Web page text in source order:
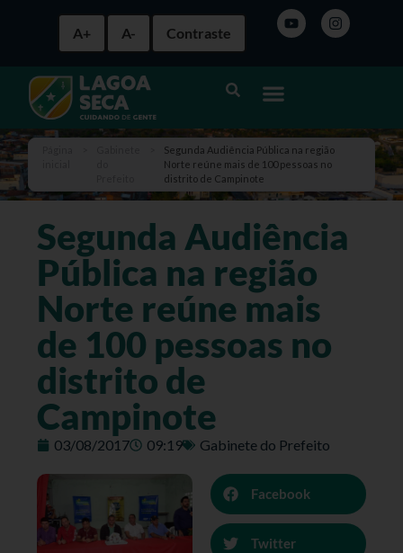
A+ A- Contraste
Segunda Audiência Pública na região
Norte reúne mais de 100 pessoas no
distrito de Campinote
Segunda Audiência
Pública na região
Norte reúne mais
de 100 pessoas no
distrito de
Campinote
03/08/2017 09:19 Gabinete do Prefeito
Facebook
Twitter